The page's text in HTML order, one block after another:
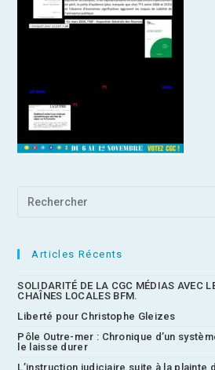
Articles Récents
SOLIDARITÉ DE LA CGC MÉDIAS AVEC
CHAÎNES LOCALES BFM.
Liberté pour Christophe Gleizes
Pôle Outre-mer : Chronique d’un
le laisse durer
L’instruction judiciaire suite à la plainte